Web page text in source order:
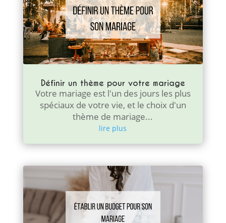
Définir un thème pour votre mariage
Votre mariage est l'un des jours les plus
spéciaux de votre vie, et le choix d'un
thème de mariage...
lire plus